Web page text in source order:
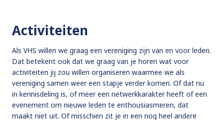
Activiteiten
Als VHS willen we graag een vereniging zijn van en voor leden.
Dat betekent ook dat we graag van je horen wat voor
activiteiten jij zou willen organiseren waarmee we als
vereniging samen weer een stapje verder komen. Of dat nu
in kennisdeling is, of meer een netwerkkarakter heeft of een
evenement om nieuwe leden te enthousiasmeren, dat
maakt niet uit. Of misschien zit je in een nog heel andere